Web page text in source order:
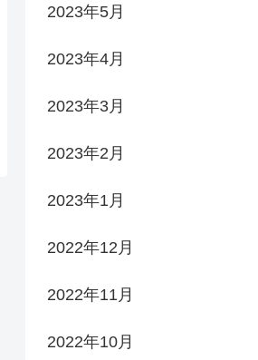
2023年5月
2023年4月
2023年3月
2023年2月
2023年1月
2022年12月
2022年11月
2022年10月